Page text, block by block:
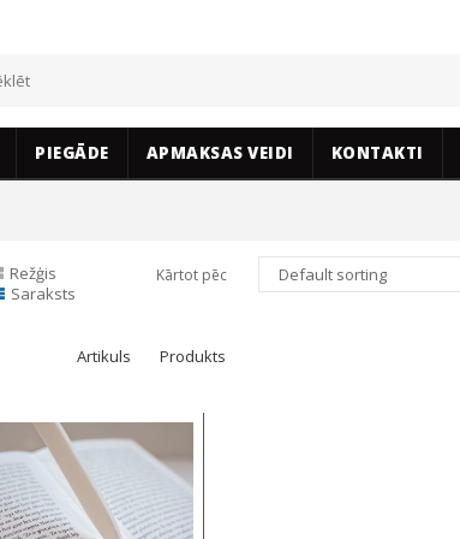
PIEGĀDE APMAKSAS VEIDI KONTAKTI
Režģis
Saraksts
Kārtot pēc
Artikuls Produkts